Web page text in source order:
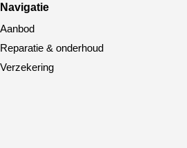
Navigatie
Aanbod
Reparatie & onderhoud
Verzekering